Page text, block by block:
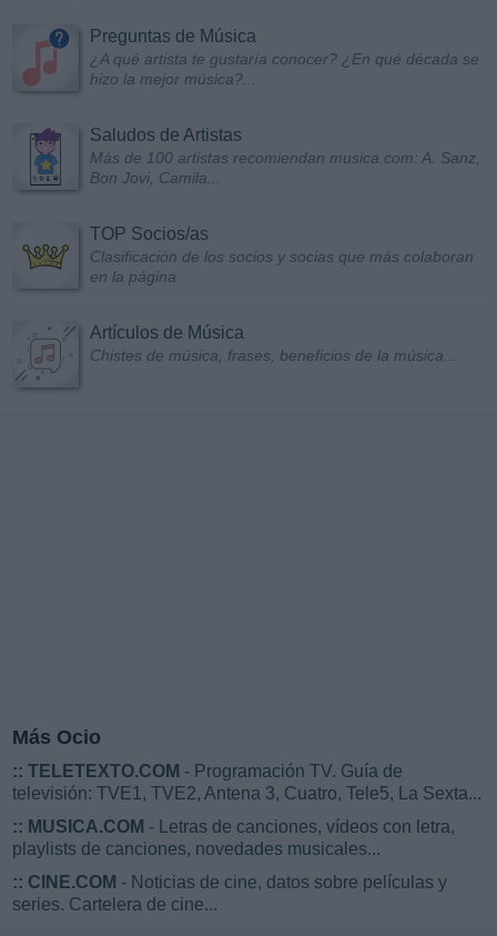
Preguntas de Música
¿A qué artista te gustaría conocer? ¿En qué década se
hizo la mejor música?...
Saludos de Artistas
Más de 100 artistas recomiendan musica.com: A. Sanz,
Bon Jovi, Camila...
TOP Socios/as
Clasificación de los socios y socias que más colaboran
en la página
Artículos de Música
Chistes de música, frases, beneficios de la música...
Más Ocio
:: TELETEXTO.COM - Programación TV. Guía de
televisión: TVE1, TVE2, Antena 3, Cuatro, Tele5, La Sexta...
:: MUSICA.COM - Letras de canciones, vídeos con letra,
playlists de canciones, novedades musicales...
:: CINE.COM - Noticias de cine, datos sobre películas y
series. Cartelera de cine...